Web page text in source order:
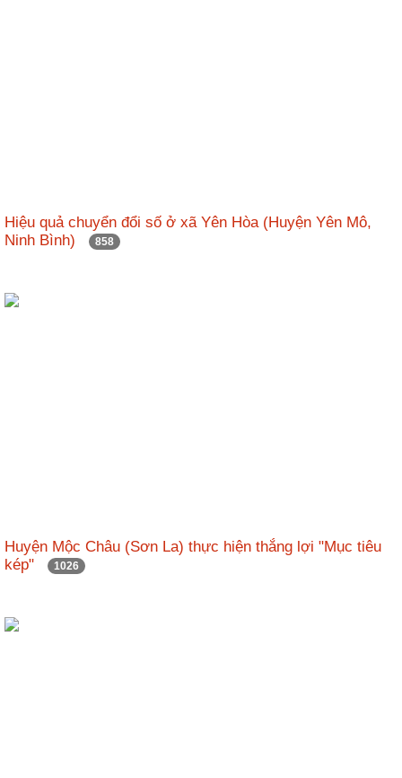
Hiệu quả chuyển đổi số ở xã Yên Hòa (Huyện Yên Mô,
Ninh Bình)
858
Huyện Mộc Châu (Sơn La) thực hiện thắng lợi "Mục tiêu
kép"
1026